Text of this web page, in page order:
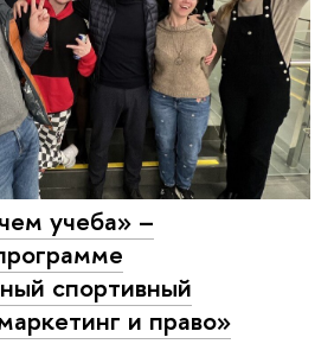
учеба» –
спортивный
и право»